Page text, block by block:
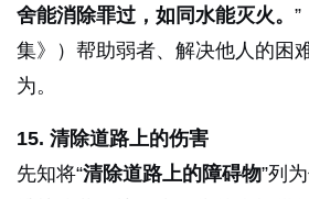
舍能消除罪过，如同水能灭火。 ”
集》）帮助弱者、解决他人的困
为。
15. 清除道路上的伤害
先知将“清除道路上的障碍物”列